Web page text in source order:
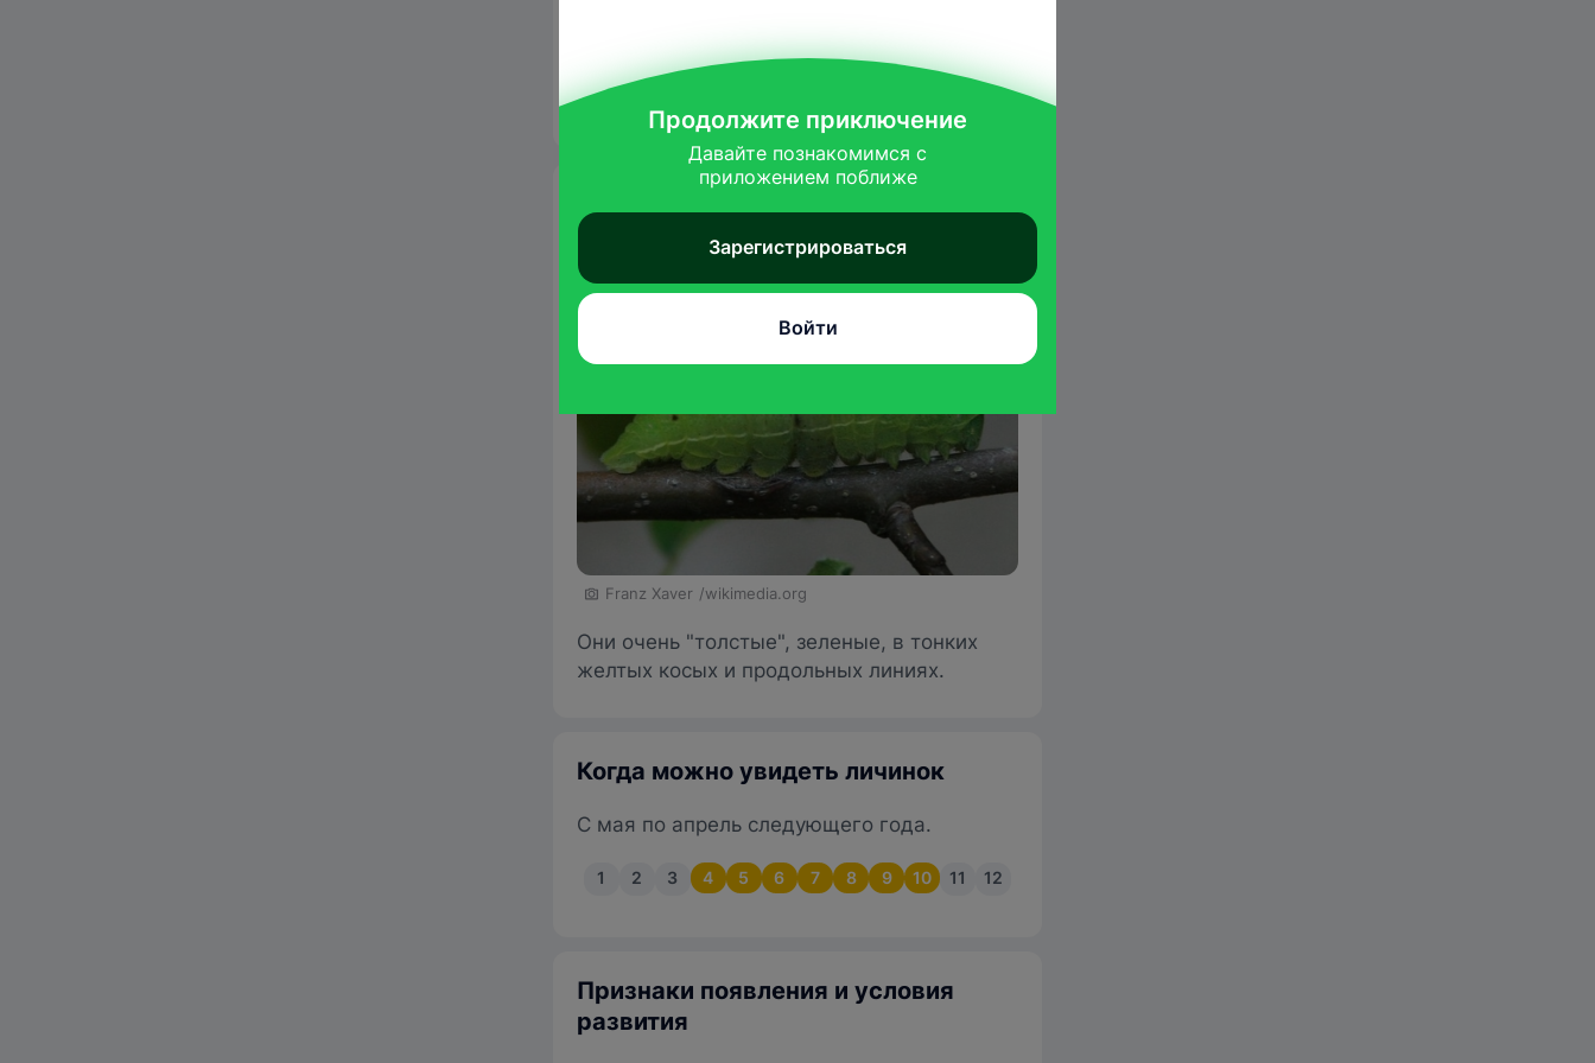
прикорневой части густого кустарника,
заполненной сухими листьями, или в щелях
на стволах деревьев.
Franz Xaver /wikimedia.org
Они очень "толстые", зеленые, в тонких
желтых косых и продольных линиях.
Когда можно увидеть личинок
С мая по апрель следующего года.
1 2 3 4 5 6 7 8 9 10 11 12
Признаки появления и условия
развития
Продолжите приключение
Давайте познакомимся с
приложением поближе
Зарегистрироваться
Войти